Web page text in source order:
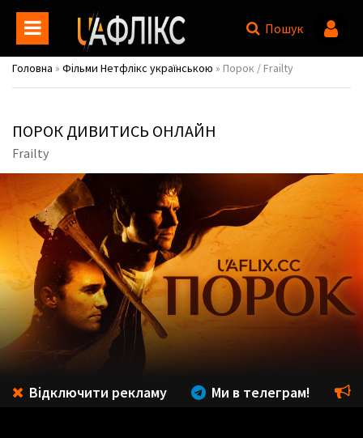
Пошук
Головна » Фільми Нетфлікс українською » Порок / Frailty
ПОРОК ДИВИТИСЬ ОНЛАЙН
Frailty
Відключити рекламу Ми в телеграм!